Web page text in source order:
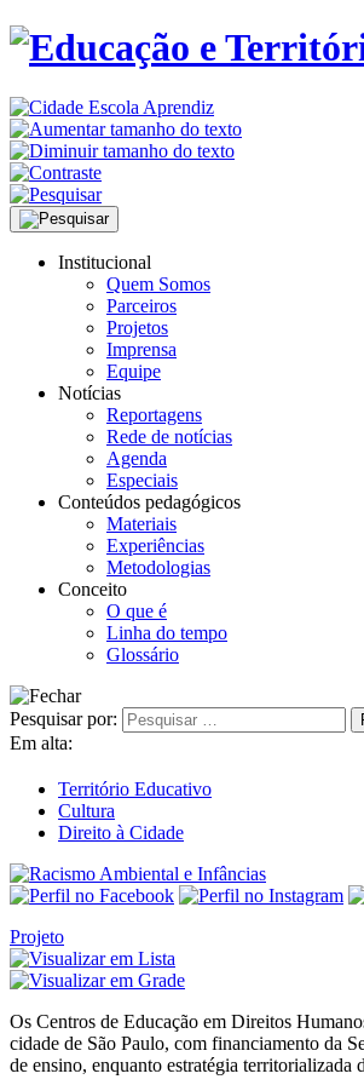
Institucional
Quem Somos
Parceiros
Projetos
Imprensa
Equipe
Notícias
Reportagens
Rede de notícias
Agenda
Especiais
Conteúdos pedagógicos
Materiais
Experiências
Metodologias
Conceito
O que é
Linha do tempo
Glossário
Pesquisar por:
Em alta:
Território Educativo
Cultura
Direito à Cidade
Projeto
Os Centros de Educação em Direitos
cidade de São Paulo, com financiamento da
de ensino, enquanto estratégia territorializada